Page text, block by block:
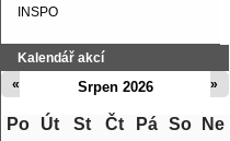
INSPO
Kalendář akcí
Srpen 2026
« »
Po Út St Čt Pá So
Ne